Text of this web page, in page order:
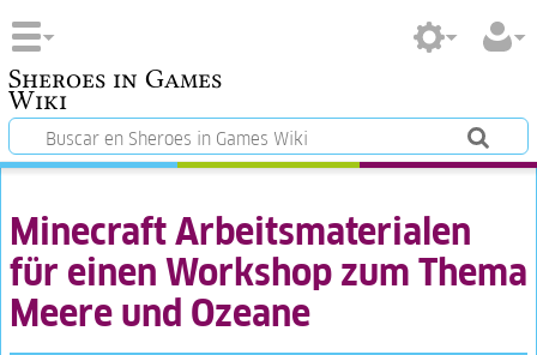
Sheroes in Games
Wiki
Minecraft Arbeitsmaterialen
für einen Workshop zum Thema
Meere und Ozeane